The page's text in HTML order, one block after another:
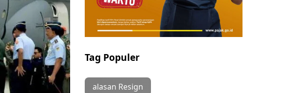
Tag Populer
alasan Resign